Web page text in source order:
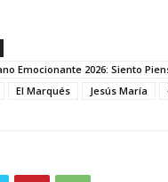
Emocionante 2026: Siento
El Marqués Jesús María